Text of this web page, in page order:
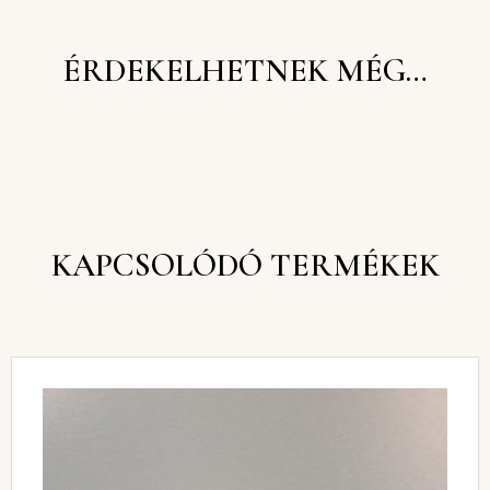
ÉRDEKELHETNEK MÉG…
KAPCSOLÓDÓ TERMÉKEK